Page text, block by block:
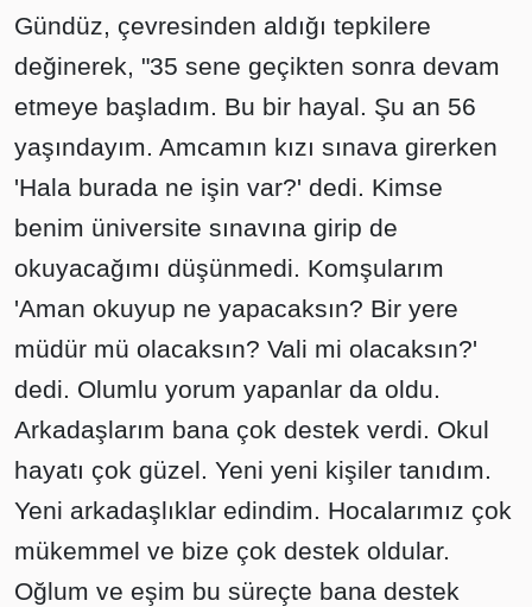
Gündüz, çevresinden aldığı tepkilere
değinerek, "35 sene geçikten sonra devam
etmeye başladım. Bu bir hayal. Şu an 56
yaşındayım. Amcamın kızı sınava girerken
'Hala burada ne işin var?' dedi. Kimse
benim üniversite sınavına girip de
okuyacağımı düşünmedi. Komşularım
'Aman okuyup ne yapacaksın? Bir yere
müdür mü olacaksın? Vali mi olacaksın?'
dedi. Olumlu yorum yapanlar da oldu.
Arkadaşlarım bana çok destek verdi. Okul
hayatı çok güzel. Yeni yeni kişiler tanıdım.
Yeni arkadaşlıklar edindim. Hocalarımız çok
mükemmel ve bize çok destek oldular.
Oğlum ve eşim bu süreçte bana destek